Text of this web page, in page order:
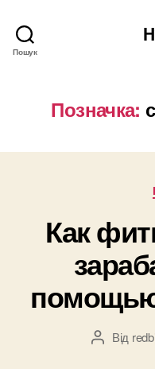
Пошук
Позначка:
Как
Автор
Від